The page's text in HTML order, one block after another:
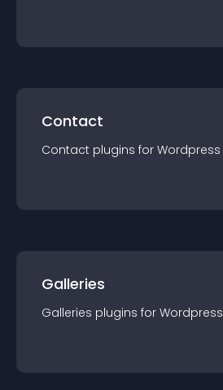
Contact
Contact plugins for Wordpress
Galleries
Galleries plugins for Wordpress